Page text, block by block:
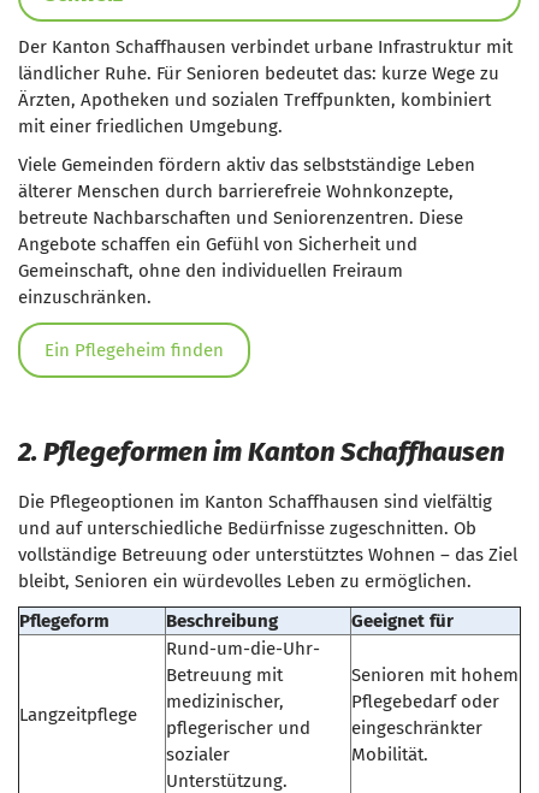
Der Kanton Schaffhausen verbindet urbane Infrastruktur mit
ländlicher Ruhe. Für Senioren bedeutet das: kurze Wege zu
Ärzten, Apotheken und sozialen Treffpunkten, kombiniert
mit einer friedlichen Umgebung.
Viele Gemeinden fördern aktiv das selbstständige Leben
älterer Menschen durch barrierefreie Wohnkonzepte,
betreute Nachbarschaften und Seniorenzentren. Diese
Angebote schaffen ein Gefühl von Sicherheit und
Gemeinschaft, ohne den individuellen Freiraum
einzuschränken.
Ein Pflegeheim finden
2. Pflegeformen im Kanton Schaffhausen
Die Pflegeoptionen im Kanton Schaffhausen sind vielfältig
und auf unterschiedliche Bedürfnisse zugeschnitten. Ob
vollständige Betreuung oder unterstütztes Wohnen – das Ziel
bleibt, Senioren ein würdevolles Leben zu ermöglichen.
Pflegeform
Beschreibung Geeignet für
Langzeitpflege
Rund-um-die-Uhr-
Betreuung mit
medizinischer,
pflegerischer und
sozialer
Unterstützung.
Senioren mit hohem
Pflegebedarf oder
eingeschränkter
Mobilität.